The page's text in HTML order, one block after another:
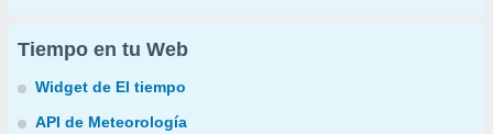
Tiempo en tu Web
Widget de El tiempo
API de Meteorología